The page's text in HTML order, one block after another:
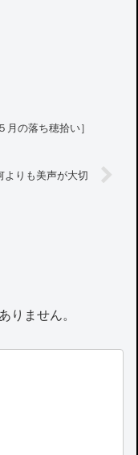
月の落ち穂拾い］
よりも美声が大切
りません。